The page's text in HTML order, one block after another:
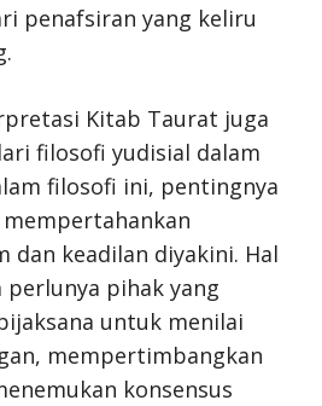
penafsiran yang keliru
Kitab Taurat juga
filosofi yudisial dalam
filosofi ini, pentingnya
dan keadilan diyakini. Hal
perlunya pihak yang
untuk menilai
mempertimbangkan
konsensus